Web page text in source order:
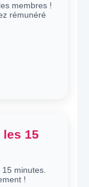
membres !
rémunéré
15
minutes.
!